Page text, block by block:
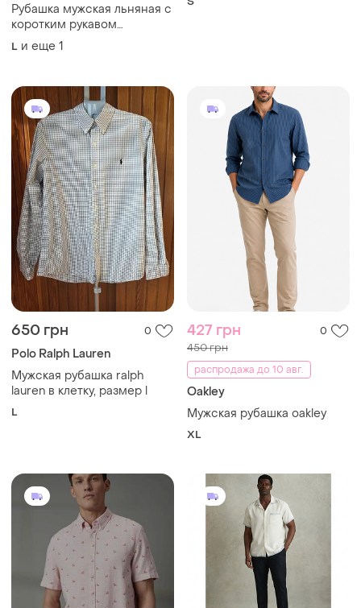
Рубашка мужская льняная с
коротким рукавом
разноцветная в полоску
blue harbour
L и еще 1
650 грн 0
Polo Ralph Lauren
Мужская рубашка ralph
lauren в клетку, размер l
L
427 грн 0
450 грн
распродажа до 10 авг.
Oakley
Мужская рубашка oakley
XL